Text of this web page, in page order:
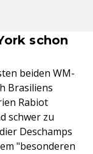
schon
beiden WM-
Brasiliens
Rabiot
schwer zu
Deschamps
"besonderen